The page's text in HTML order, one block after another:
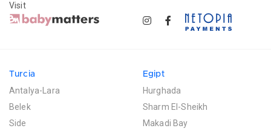
Visit
Turcia
Antalya-Lara
Belek
Side
Egipt
Hurghada
Sharm El-Sheikh
Makadi Bay